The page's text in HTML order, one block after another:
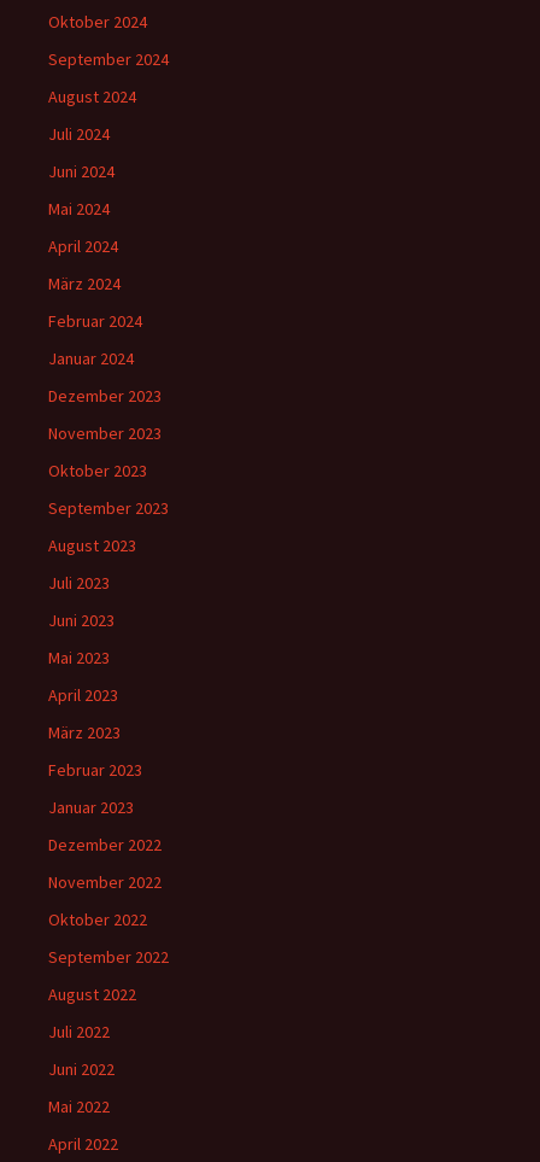
Oktober 2024
September 2024
August 2024
Juli 2024
Juni 2024
Mai 2024
April 2024
März 2024
Februar 2024
Januar 2024
Dezember 2023
November 2023
Oktober 2023
September 2023
August 2023
Juli 2023
Juni 2023
Mai 2023
April 2023
März 2023
Februar 2023
Januar 2023
Dezember 2022
November 2022
Oktober 2022
September 2022
August 2022
Juli 2022
Juni 2022
Mai 2022
April 2022